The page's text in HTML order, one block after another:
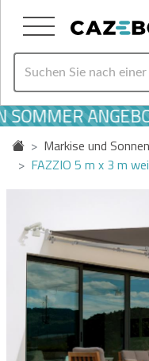
Markise und
FAZZIO 5 m x 3 m